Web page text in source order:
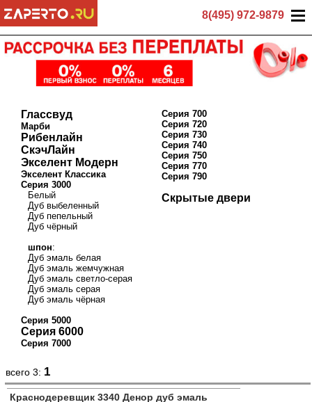
8(495) 972-9879
Глассвуд
Марби
Рибенлайн
СкэчЛайн
Экселент Модерн
Экселент Классика
Серия 3000
Белый
Дуб выбеленный
Дуб пепельный
Дуб чёрный
шпон:
Дуб эмаль белая
Дуб эмаль жемчужная
Дуб эмаль светло-серая
Дуб эмаль серая
Дуб эмаль чёрная
Серия 5000
Серия 6000
Серия 7000
Серия 700
Серия 720
Серия 730
Серия 740
Серия 750
Серия 770
Серия 790
Скрытые двери
всего 3: 1
Краснодеревщик 3340 Денор дуб эмаль